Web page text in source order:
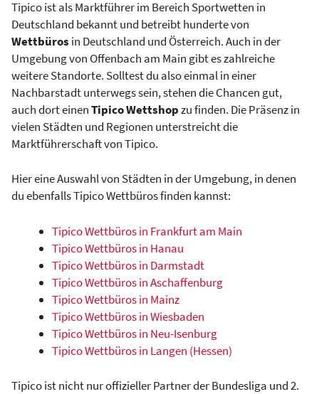
Tipico ist als Marktführer im Bereich Sportwetten in
Deutschland bekannt und betreibt hunderte von
Wettbüros in Deutschland und Österreich. Auch in der
Umgebung von Offenbach am Main gibt es zahlreiche
weitere Standorte. Solltest du also einmal in einer
Nachbarstadt unterwegs sein, stehen die Chancen gut,
auch dort einenTipico Wettshopzu finden. Die Präsenz in
vielen Städten und Regionen unterstreicht die
Marktführerschaft von Tipico.
Hier eine Auswahl von Städten in der Umgebung, in denen
du ebenfalls Tipico Wettbüros finden kannst:
Tipico Wettbüros in Frankfurt am Main
Tipico Wettbüros in Hanau
Tipico Wettbüros in Darmstadt
Tipico Wettbüros in Aschaffenburg
Tipico Wettbüros in Mainz
Tipico Wettbüros in Wiesbaden
Tipico Wettbüros in Neu-Isenburg
Tipico Wettbüros in Langen (Hessen)
Tipico ist nicht nur offizieller Partner der Bundesliga und 2.